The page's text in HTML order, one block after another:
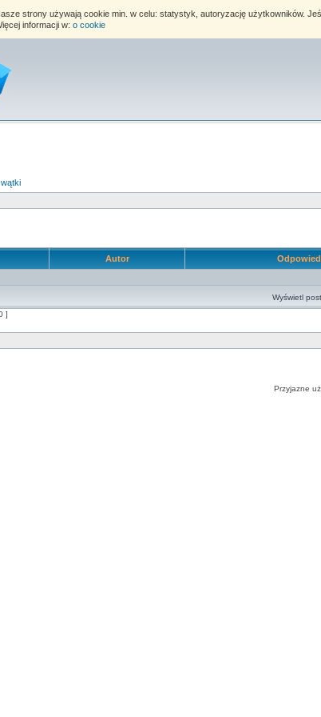
strony używają cookie min. w celu: statystyk, autoryzację użytkowników.
informacji w: o cookie
Autor
Wyświetl
]
Przyjazne